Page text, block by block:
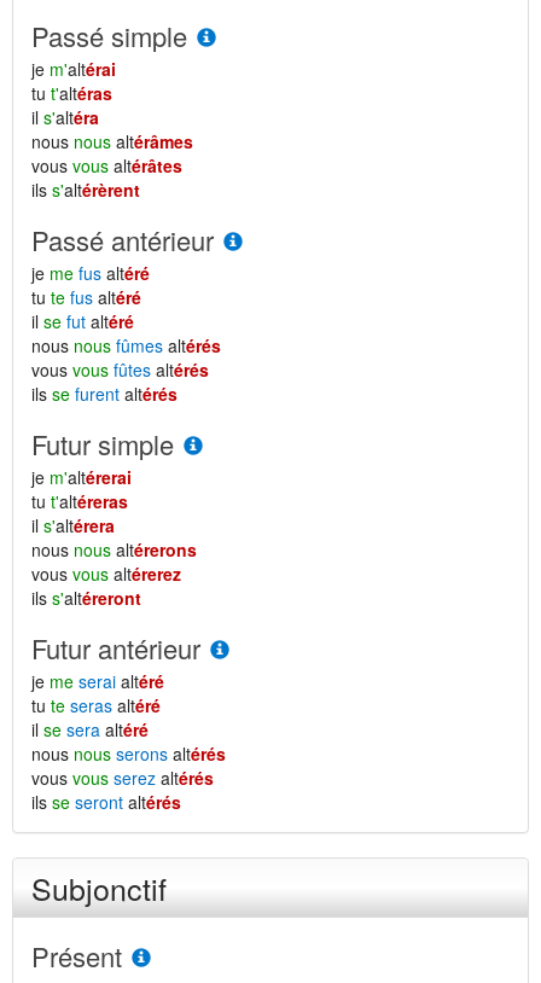
Passé simple
je m'altérai
tu t'altéras
il s'altéra
nous nous altérâmes
vous vous altérâtes
ils s'altérèrent
Passé antérieur
je me fus altéré
tu te fus altéré
il se fut altéré
nous nous fûmes altérés
vous vous fûtes altérés
ils se furent altérés
Futur simple
je m'altérerai
tu t'altéreras
il s'altérera
nous nous altérerons
vous vous altérerez
ils s'altéreront
Futur antérieur
je me serai altéré
tu te seras altéré
il se sera altéré
nous nous serons altérés
vous vous serez altérés
ils se seront altérés
Subjonctif
Présent